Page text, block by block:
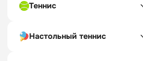
Теннис
Настольный теннис